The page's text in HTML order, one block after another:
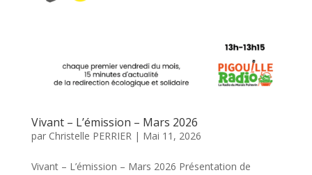
Vivant – L’émission – Mars 2026
par Christelle PERRIER| Mai 11, 2026
Vivant – L’émission – Mars 2026 Présentation de